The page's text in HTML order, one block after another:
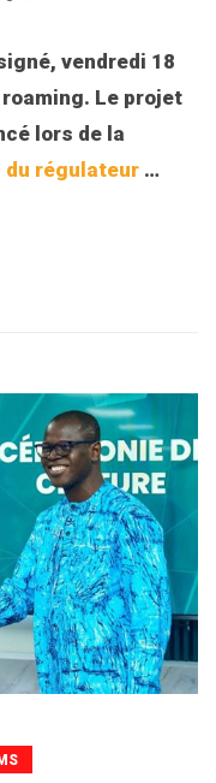
vendredi 18
Le projet
lors de la
du régulateur …